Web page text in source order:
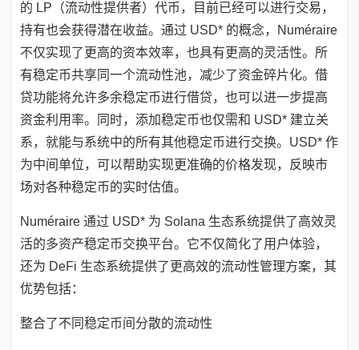
的 LP（流动性提供者）代币，目前已经可以进行交易，
持有也会获得潜在收益。通过 USD* 的概念，Numéraire
不仅实现了更高的资本效率，也具有更高的灵活性。所
有稳定币共享同一个流动性池，减少了资金碎片化。借
贷功能将允许多余稳定币进行借贷，也可以进一步提高
资金利用率。同时，添加稳定币也仅需和 USD* 建立关
系，就能与系统中的所有其他稳定币进行交换。USD* 作
为中间单位，可以帮助实现更准确的价格发现，反映市
场对各种稳定币的实时估值。
Numéraire 通过 USD* 为 Solana 生态系统提供了高效灵
活的多资产稳定币交换平台。它不仅简化了用户体验，
还为 DeFi 生态系统提供了更高效的流动性管理方案，其
优势包括：
整合了不同稳定币间分散的流动性